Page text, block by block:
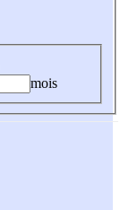
mois